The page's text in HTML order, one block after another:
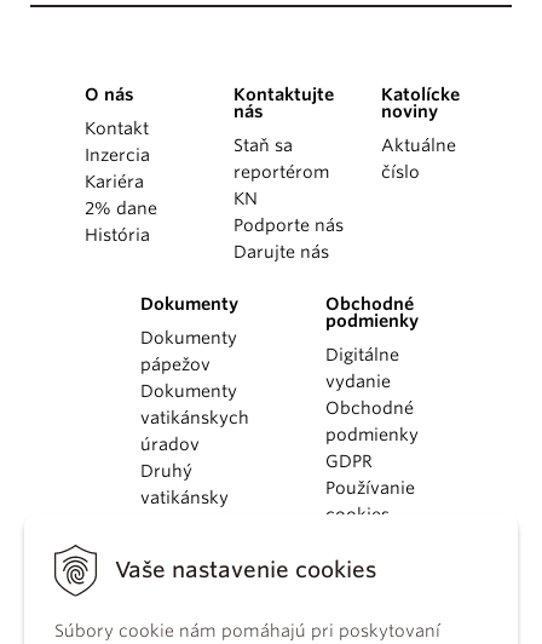
Vaše nastavenie cookies
Súbory cookie nám pomáhajú pri poskytovaní
O nás
Kontakt
Inzercia
Kariéra
2% dane
História
Kontaktujte
nás
Staň sa
reportérom
KN
Podporte nás
Darujte nás
Katolícke
noviny
Aktuálne
číslo
Dokumenty
Dokumenty
pápežov
Dokumenty
vatikánskych
úradov
Druhý
vatikánsky
KBS
kánonického
Obchodné
podmienky
Digitálne
vydanie
Obchodné
podmienky
GDPR
Používanie
cookies